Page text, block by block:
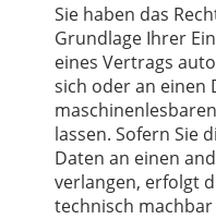
Sie haben das
Grundlage Ihrer
eines Vertrags
sich oder an einen
lassen. Sofern Sie
Daten an einen
verlangen, erfolgt
technisch machbar